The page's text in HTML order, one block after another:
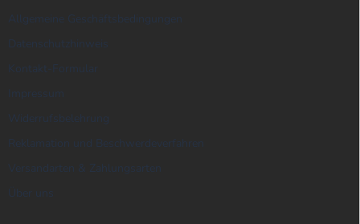
Allgemeine Geschäftsbedingungen
Datenschutzhinweis
Kontakt-Formular
Impressum
Widerrufsbelehrung
Reklamation und Beschwerdeverfahren
Versandarten & Zahlungsarten
Über uns